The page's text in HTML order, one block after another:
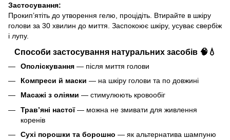
Застосування:
Прокип’ятіть до утворення гелю, процідіть. Втирайте в шкіру
голови за 30 хвилин до миття. Заспокоює шкіру, усуває свербіж
і лупу.
Способи застосування натуральних засобів 🧠💧
Ополіскування — після миття голови
Компреси й маски — на шкіру голови та по довжині
Масажі з оліями — стимулюють кровообіг
Трав’яні настої— можна не змивати для живлення
коренів
Сухі порошки та борошно — як альтернатива шампуню